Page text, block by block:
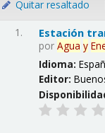
Quitar resaltado
1. Estación
porAgua y
Idioma:
Editor: